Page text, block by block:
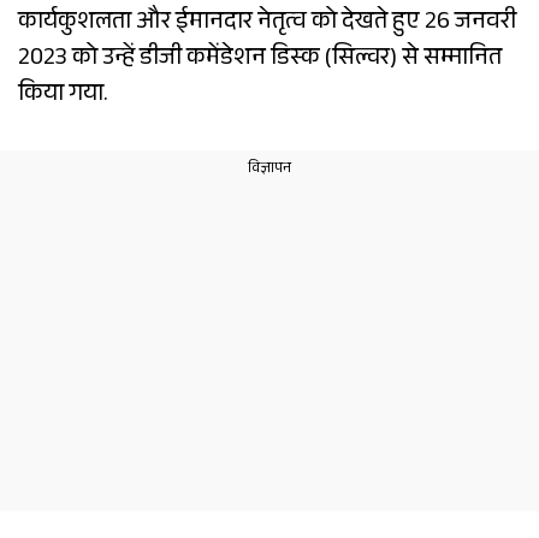
कार्यकुशलता और ईमानदार नेतृत्व को देखते हुए 26 जनवरी
2023 को उन्हें डीजी कमेंडेशन डिस्क (सिल्वर) से सम्मानित
किया गया.